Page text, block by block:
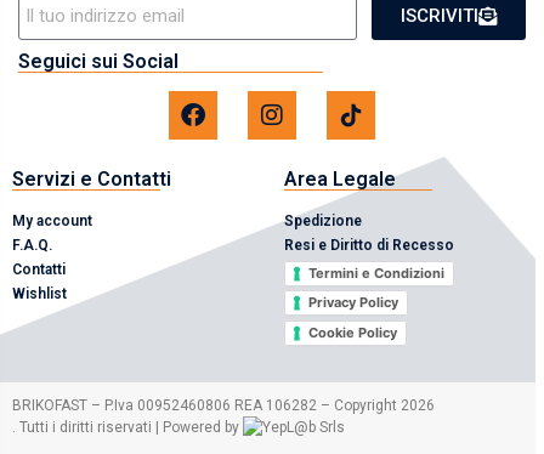
ISCRIVITI
Seguici sui Social
Servizi e Contatti
My account
F.A.Q.
Contatti
Wishlist
Area Legale
Spedizione
Resi e Diritto di Recesso
Termini e Condizioni
Privacy Policy
Cookie Policy
BRIKOFAST – P.Iva 00952460806 REA 106282 – Copyright 2026
. Tutti i diritti riservati | Powered by
Srls